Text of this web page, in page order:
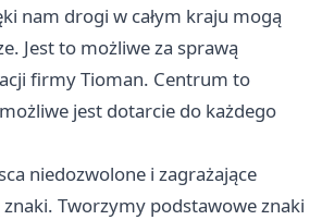
nam drogi w całym kraju mogą
Jest to możliwe za sprawą
firmy Tioman. Centrum to
jest dotarcie do każdego
niedozwolone i zagrażające
znaki. Tworzymy podstawowe znaki